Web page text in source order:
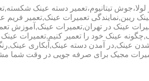
لولا،جوش تیتانیوم،تعمیر دسته عینک
ریبن,نمایندگی تعمیرات عینک,تعمیر
عینک در تهران,تعمیرات
عینک خود را تعمیر کنیم,تعمیرات
عینک,در آمدن دسته عینک,آبکاری
مجیک برای صرفه جویی در وقت